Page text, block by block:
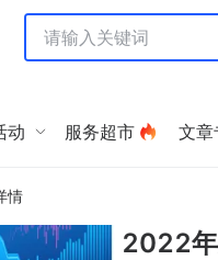
动 服务超市 文章
情
2022